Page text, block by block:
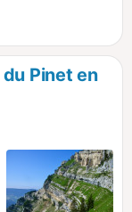
Pinet en